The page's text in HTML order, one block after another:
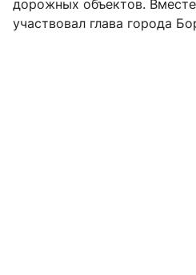
дорожных объектов.
участвовал глава города